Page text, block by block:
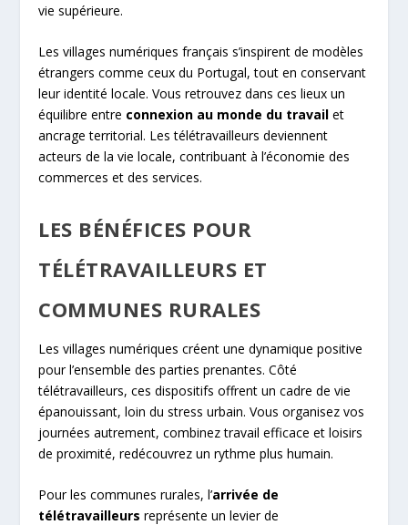
vie supérieure.
Les villages numériques français s’inspirent de modèles
étrangers comme ceux du Portugal, tout en conservant
leur identité locale. Vous retrouvez dans ces lieux un
équilibre entre connexion au monde du travail et
ancrage territorial. Les télétravailleurs deviennent
acteurs de la vie locale, contribuant à l’économie des
commerces et des services.
LES BÉNÉFICES POUR
TÉLÉTRAVAILLEURS ET
COMMUNES RURALES
Les villages numériques créent une dynamique positive
pour l’ensemble des parties prenantes. Côté
télétravailleurs, ces dispositifs offrent un cadre de vie
épanouissant, loin du stress urbain. Vous organisez vos
journées autrement, combinez travail efficace et loisirs
de proximité, redécouvrez un rythme plus humain.
Pour les communes rurales, l’arrivée de
télétravailleurs représente un levier de